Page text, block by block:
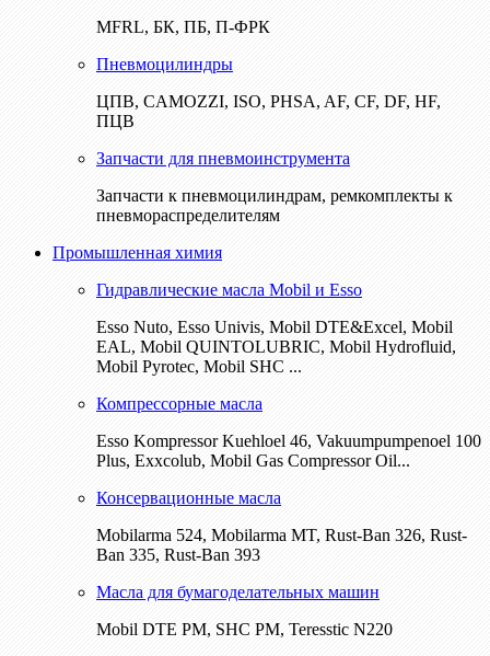
MFRL, БК, ПБ, П-ФРК
Пневмоцилиндры
ЦПВ, CAMOZZI, ISO, PHSA, AF, CF, DF, HF,
ПЦВ
Запчасти для пневмоинструмента
Запчасти к пневмоцилиндрам, ремкомплекты к
пневмораспределителям
Промышленная химия
Гидравлические масла Mobil и Esso
Esso Nuto, Esso Univis, Mobil DTE&Excel, Mobil
EAL, Mobil QUINTOLUBRIC, Mobil Hydrofluid,
Mobil Pyrotec, Mobil SHC ...
Компрессорные масла
Esso Kompressor Kuehloel 46, Vakuumpumpenoel 100
Plus, Exxcolub, Mobil Gas Compressor Oil...
Консервационные масла
Mobilarma 524, Mobilarma MT, Rust-Ban 326, Rust-
Ban 335, Rust-Ban 393
Масла для бумагоделательных машин
Mobil DTE РМ, SHC PM, Teresstic N220